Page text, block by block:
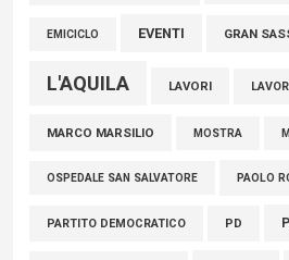
EMICICLO EVENTI GRAN
L'AQUILA LAVORI
MARCO MARSILIO MOSTRA
OSPEDALE SAN SALVATORE PAOLO
PARTITO DEMOCRATICO PD